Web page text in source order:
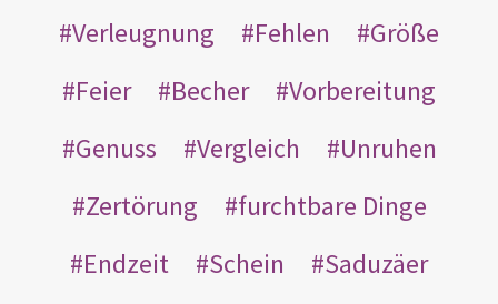
Verleugnung Fehlen
Größe
Feier
Becher
Vorbereitung
Genuss
Vergleich
Unruhen
Zertörung
furchtbare Dinge
Endzeit
Schein
Saduzäer